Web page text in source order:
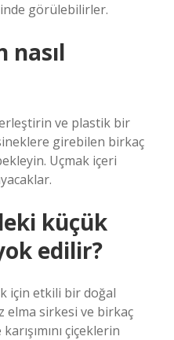
görülebilirler.
nasıl
ve plastik bir
girebilen birkaç
Uçmak içeri
küçük
edilir?
için etkili bir doğal
elma sirkesi ve birkaç
çiçeklerin